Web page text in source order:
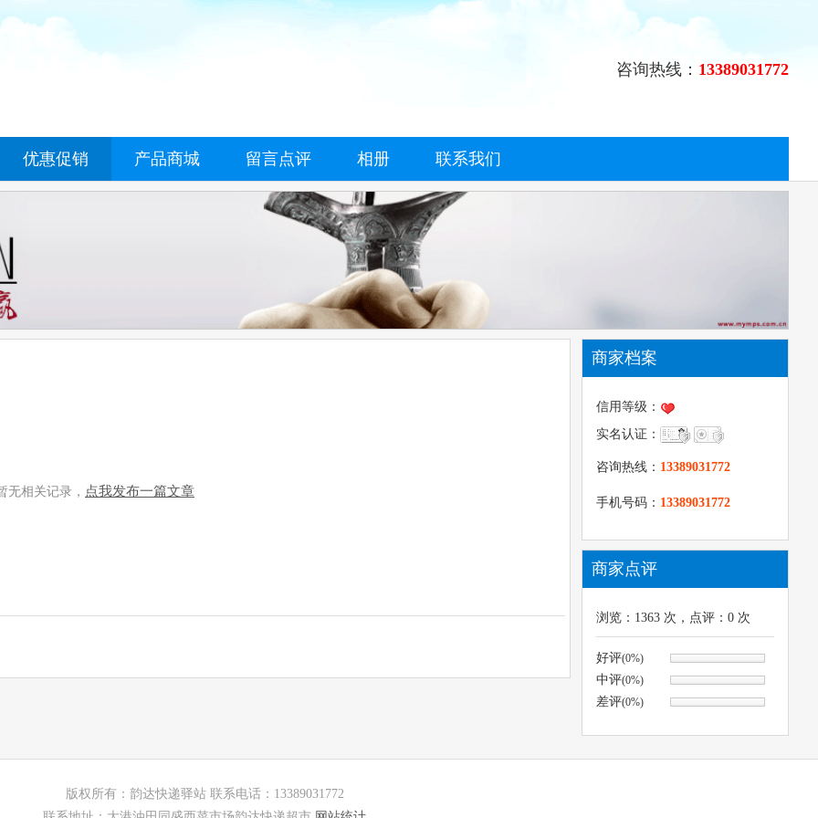
咨询热线： 13389031772
优惠促销 产品商城 留言点评 相册 联系我们
商家档案
信用等级：
实名认证：
咨询热线： 13389031772
手机号码： 13389031772
商家点评
浏览： 1363 次，点评： 0 次
好评(0%)
中评(0%)
差评(0%)
无相关记录， 点我发布一篇文章
版权所有：韵达快递驿站 联系电话：13389031772